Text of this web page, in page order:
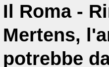
Il Roma -
Mertens,
potrebbe